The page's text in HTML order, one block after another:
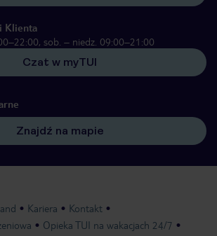
Klienta
sob. – niedz. 09:00–21:00
Czat w myTUI
Znajdź na mapie
Kariera
Kontakt
Opieka TUI na wakacjach 24/7